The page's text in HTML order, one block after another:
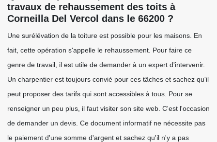
travaux de rehaussement des toits à
Corneilla Del Vercol dans le 66200 ?
Une surélévation de la toiture est possible pour les maisons. En
fait, cette opération s'appelle le rehaussement. Pour faire ce
genre de travail, il est utile de demander à un expert d'intervenir.
Un charpentier est toujours convié pour ces tâches et sachez qu'il
peut proposer des tarifs qui sont accessibles à tous. Pour se
renseigner un peu plus, il faut visiter son site web. C'est l'occasion
de demander un devis. Ce document informatif ne nécessite pas
le paiement d'une somme d'argent et sachez qu'il n'y a pas